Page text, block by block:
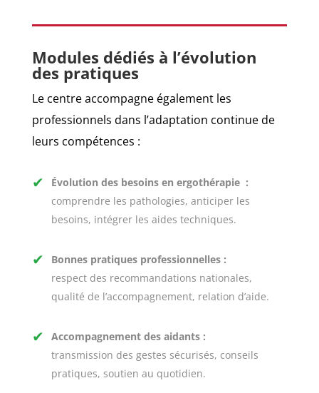
Modules dédiés à l’évolution
des pratiques
Le centre accompagne également les
professionnels dans l’adaptation continue de
leurs compétences :
✔ Évolution des besoins en ergothérapie:
comprendre les pathologies, anticiper les
besoins, intégrer les aides techniques.
✔ Bonnes pratiques professionnelles:
respect des recommandations nationales,
qualité de l’accompagnement, relation d’aide.
✔ Accompagnement des aidants:
transmission des gestes sécurisés, conseils
pratiques, soutien au quotidien.